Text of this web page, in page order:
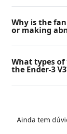
Why is the
or making
What types
the Ender-3
Ainda tem